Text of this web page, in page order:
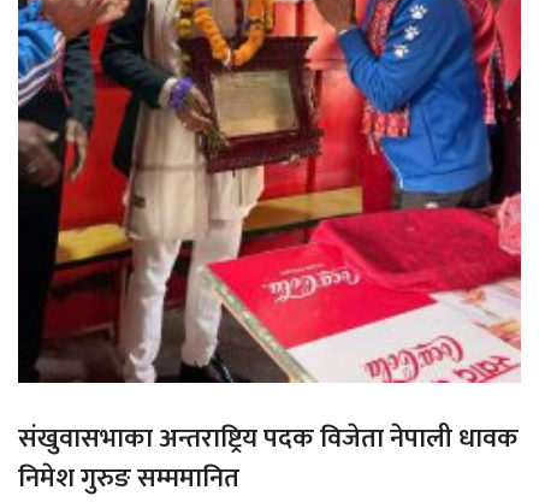
संखुवासभाका अन्तराष्ट्रिय पदक विजेता नेपाली धावक
निमेश गुरुङ सम्ममानित